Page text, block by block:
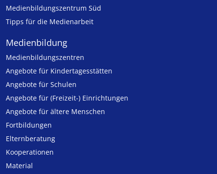
Medienbildungszentrum Süd
Tipps für die Medienarbeit
Medienbildung
Medien­bildungs­zentren
Angebote für Kinder­tages­stätten
Angebote für Schulen
Angebote für (Freizeit-) Ein­rich­tungen
Angebote für ältere Menschen
Fortbildungen
Elternberatung
Kooperationen
Material